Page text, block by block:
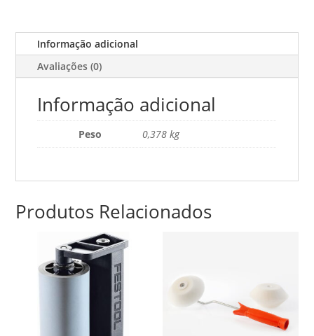
(34385)
400mL
Informação adicional
Avaliações (0)
Informação adicional
Peso 0,378 kg
Produtos Relacionados